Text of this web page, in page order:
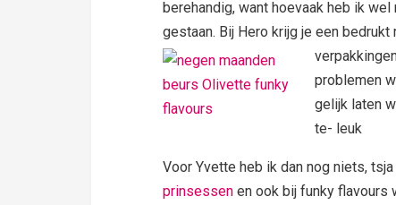
berehandig, want hoevaak heb ik
gestaan. Bij Hero krijg je een
problemen
gelijk laten
te- leuk
Voor Yvette heb ik dan nog niets,
prinsessen en ook bij funky flavours